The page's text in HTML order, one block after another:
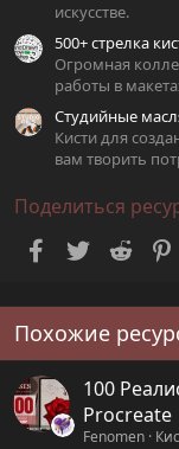
искусстве.
500+ стрелка
Огромная
работы в
Студийные
Кисти для
вам творить
Поделиться
Facebook
Twitter Reddit
Похожие
100
Procreate
Fenomen